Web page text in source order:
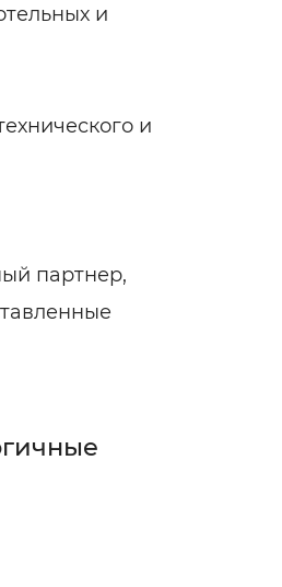
и
и
партнер,